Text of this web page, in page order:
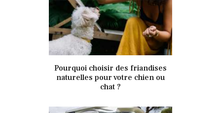
NON CLASSÉ
Pourquoi choisir des friandises
naturelles pour votre chien ou
chat ?